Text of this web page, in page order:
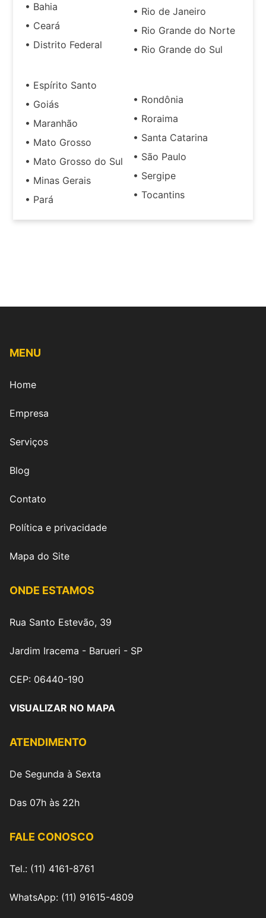
• Bahia
• Ceará
• Distrito Federal
• Espírito Santo
• Goiás
• Maranhão
• Mato Grosso
• Mato Grosso do Sul
• Minas Gerais
• Pará
• Rio de Janeiro
• Rio Grande do Norte
• Rio Grande do Sul
• Rondônia
• Roraima
• Santa Catarina
• São Paulo
• Sergipe
• Tocantins
MENU
Home
Empresa
Serviços
Blog
Contato
Política e privacidade
Mapa do Site
ONDE ESTAMOS
Rua Santo Estevão, 39
Jardim Iracema - Barueri - SP
CEP: 06440-190
VISUALIZAR NO MAPA
ATENDIMENTO
De Segunda à Sexta
Das 07h às 22h
FALE CONOSCO
Tel.: (11) 4161-8761
WhatsApp: (11) 91615-4809